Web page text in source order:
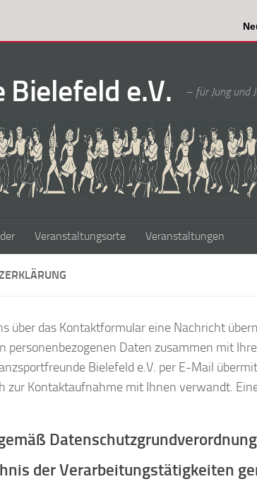
Neuste
e.V. – für Jung und
Veranstaltungsorte Veranstaltungen
über das Kontaktformular eine Nachricht
personenbezogenen Daten zusammen mit
Bielefeld e.V. per E-Mail
zur Kontaktaufnahme mit Ihnen verwandt.
der Verarbeitungstätigkeiten